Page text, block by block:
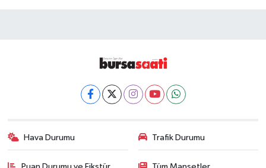
Hava Durumu Trafik Durumu